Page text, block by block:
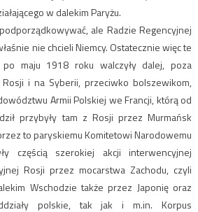
w dalekim Paryżu.
ale Radzie Regencyjnej
nie chcieli Niemcy. Ostatecznie więc te
maju 1918 roku walczyły dalej, poza
i na Syberii, przeciwko bolszewikom,
Armii Polskiej we Francji, którą od
przybyły tam z Rosji przez Murmańsk
to paryskiemu Komitetowi Narodowemu
częścią szerokiej akcji interwencyjnej
Rosji przez mocarstwa Zachodu, czyli
Wschodzie także przez Japonię oraz
polskie, tak jak i m.in. Korpus